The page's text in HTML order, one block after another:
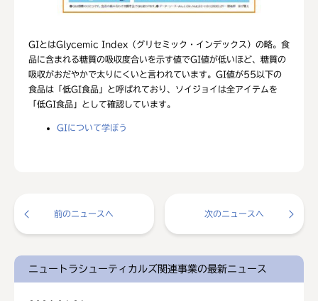
GIとはGlycemic Index（グリセミック・インデックス）の略。食
品に含まれる糖質の吸収度合いを示す値でGI値が低いほど、糖質の
吸収がおだやかで太りにくいと言われています。GI値が55以下の
食品は「低GI食品」と呼ばれており、ソイジョイは全アイテムを
「低GI食品」として確認しています。
GIについて学ぼう
前のニュースへ 次のニュースへ
ニュートラシューティカルズ関連事業の最新ニュース